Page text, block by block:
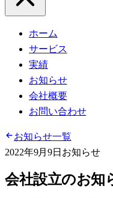
ホーム
サービス
実績
お知らせ
会社概要
お問い合わせ
お知らせ一覧
2022年9月9日 お知らせ
会社設立のお知